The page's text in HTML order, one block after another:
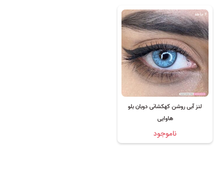
لنز آبی روشن کهکشانی دوبان بلو
هاوایی
ناموجود
6 ماهه